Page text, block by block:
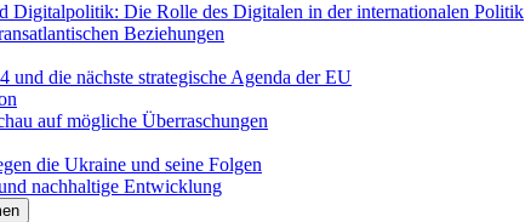
Digitalpolitik: Die Rolle des Digitalen in der internationalen Politik
Beziehungen
und die nächste strategische Agenda der EU
auf mögliche Überraschungen
die Ukraine und seine Folgen
nachhaltige Entwicklung